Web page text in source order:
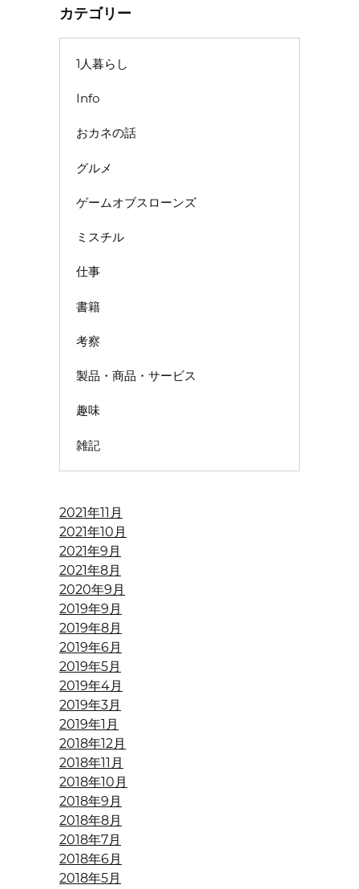
カテゴリー
1人暮らし
Info
おカネの話
グルメ
ゲームオブスローンズ
ミスチル
仕事
書籍
考察
製品・商品・サービス
趣味
雑記
2021年11月
2021年10月
2021年9月
2021年8月
2020年9月
2019年9月
2019年8月
2019年6月
2019年5月
2019年4月
2019年3月
2019年1月
2018年12月
2018年11月
2018年10月
2018年9月
2018年8月
2018年7月
2018年6月
2018年5月